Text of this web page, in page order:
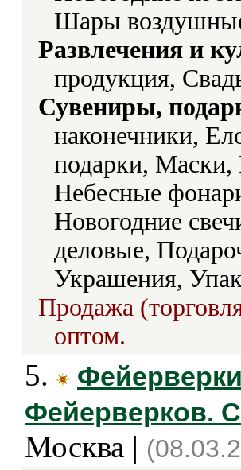
Шары
Развлечения и
продукция,
Сувениры,
наконечники,
подарки,
Небесные
Новогодние
деловые,
Украшения,
Продажа
оптом.
5.
Фейерверков.
Москва |